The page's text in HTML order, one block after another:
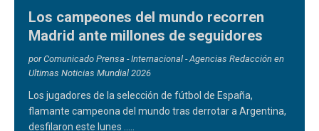
Los campeones del mundo recorren
Madrid ante millones de seguidores
por Comunicado Prensa - Internacional - Agencias Redacción en
Ultimas Noticias Mundial 2026
Los jugadores de la selección de fútbol de España,
flamante campeona del mundo tras derrotar a Argentina,
desfilaron este lunes